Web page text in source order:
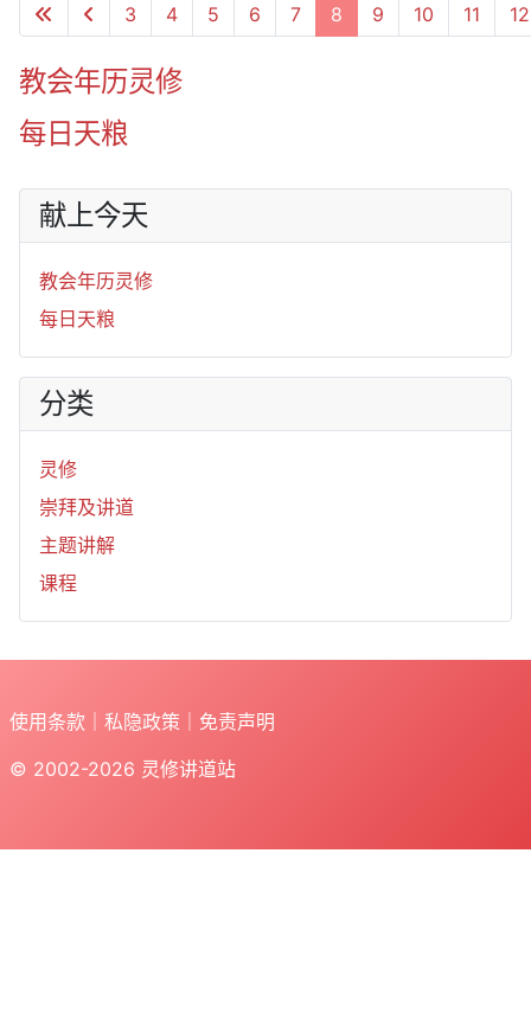
第 8 页 共 50 页
3 4 5 6 7 8 9 10 11 12
教会年历灵修
每日天粮
献上今天
教会年历灵修
每日天粮
分类
灵修
崇拜及讲道
主题讲解
课程
使用条款 私隐政策
免责声明
© 2002-2026 灵修讲道站